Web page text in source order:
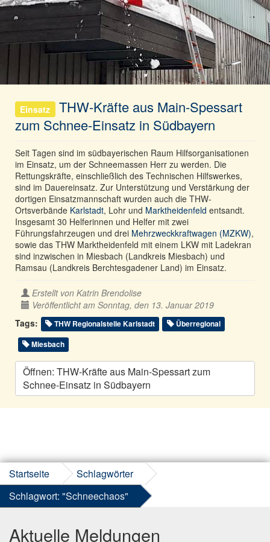
Einsatz
THW-Kräfte aus Main-Spessart
zum Schnee-Einsatz in Südbayern
Seit Tagen sind im südbayerischen Raum Hilfsorganisationen
im Einsatz, um der Schneemassen Herr zu werden. Die
Rettungskräfte, einschließlich des Technischen Hilfswerkes,
sind im Dauereinsatz. Zur Unterstützung und Verstärkung der
dortigen Einsatzmannschaft wurden auch die THW-
Ortsverbände Karlstadt, Lohr und Marktheidenfeld entsandt.
Insgesamt 30 Helferinnen und Helfer mit zwei
Führungsfahrzeugen und drei Mehrzweckkraftwagen (MZKW),
sowie das THW Marktheidenfeld mit einem LKW mit Ladekran
sind inzwischen in Miesbach (Landkreis Miesbach) und
Ramsau (Landkreis Berchtesgadener Land) im Einsatz.
Erstellt von Katrin Brendolise
Veröffentlicht am Sonntag, den 13. Januar 2019
Tags:
THW Regionalstelle Karlstadt
Überregional
Miesbach
Öffnen: THW-Kräfte aus Main-Spessart zum
Schnee-Einsatz in Südbayern
Startseite
Schlagwörter
Schlagwort: "Schneechaos"
Aktuelle Meldungen